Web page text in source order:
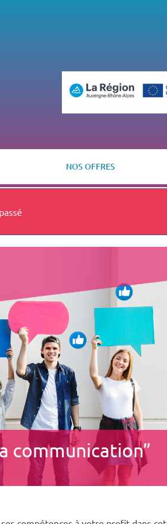
NOS OFFRES
communication”